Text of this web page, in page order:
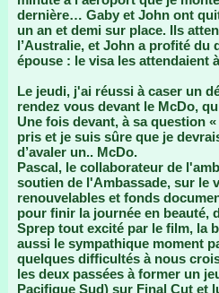
dernière… Gaby et John ont
un an et demi sur place. Ils
l’Australie, et John a profité du
épouse : le visa les attendaient
Le jeudi, j'ai réussi à caser un
rendez vous devant le McDo,
Une fois devant, à sa question
pris et je suis sûre que je
d’avaler un.. McDo.
Pascal, le collaborateur de
soutien de l'Ambassade, sur le
renouvelables et fonds
pour finir la journée en beauté,
Sprep tout excité par le film, la
aussi le sympathique moment
quelques difficultés à nous
les deux passées à former un
Pacifique Sud) sur Final Cut et